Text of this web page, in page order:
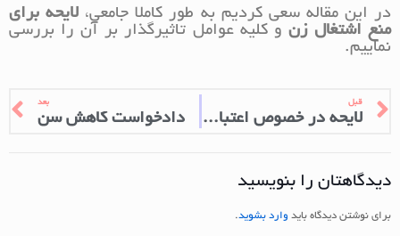
در این مقاله سعی کردیم به طور کاملا جامعی، لایحه برای
منع اشتغال زن و کلیه عوامل تاثیرگذار بر آن را بررسی
نماییم.
قبل
لایحه در خصوص اعتبار امر مختومه
بعد
دادخواست کاهش سن
دیدگاهتان را بنویسید
برای نوشتن دیدگاه باید وارد بشوید.